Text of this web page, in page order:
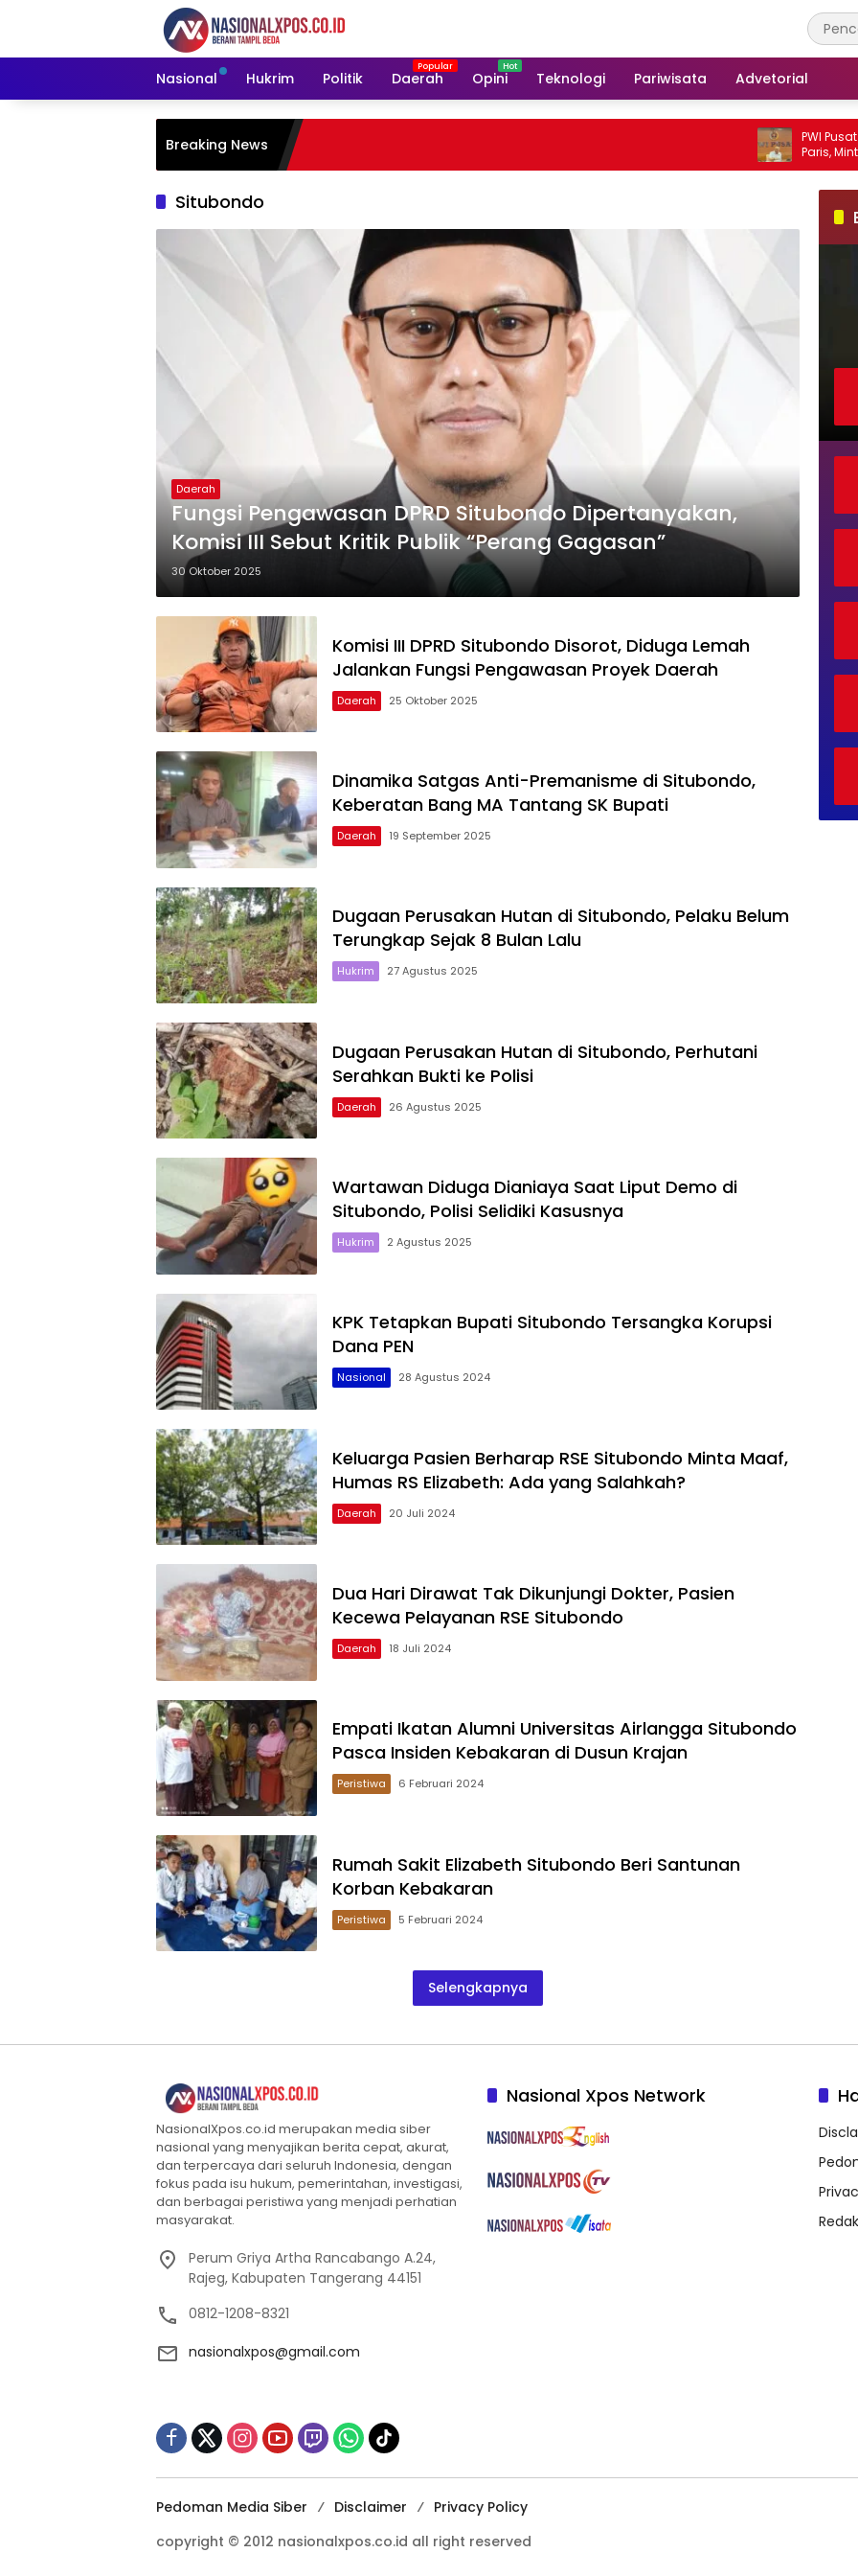
Nasional
Hukrim Politik Daerah Opini Teknologi Pariwisata Advetorial
Breaking News
PWI Pusat
Paris, Minta
Situbondo
Daerah
Fungsi Pengawasan DPRD Situbondo Dipertanyakan,
Komisi III Sebut Kritik Publik “Perang Gagasan”
30 Oktober 2025
Komisi III DPRD Situbondo Disorot, Diduga Lemah
Jalankan Fungsi Pengawasan Proyek Daerah
Daerah 25 Oktober 2025
Dinamika Satgas Anti-Premanisme di Situbondo,
Keberatan Bang MA Tantang SK Bupati
Daerah 19 September 2025
Dugaan Perusakan Hutan di Situbondo, Pelaku Belum
Terungkap Sejak 8 Bulan Lalu
Hukrim 27 Agustus 2025
Dugaan Perusakan Hutan di Situbondo, Perhutani
Serahkan Bukti ke Polisi
Daerah 26 Agustus 2025
Wartawan Diduga Dianiaya Saat Liput Demo di
Situbondo, Polisi Selidiki Kasusnya
Hukrim 2 Agustus 2025
KPK Tetapkan Bupati Situbondo Tersangka Korupsi
Dana PEN
Nasional 28 Agustus 2024
Keluarga Pasien Berharap RSE Situbondo Minta Maaf,
Humas RS Elizabeth: Ada yang Salahkah?
Daerah 20 Juli 2024
Dua Hari Dirawat Tak Dikunjungi Dokter, Pasien
Kecewa Pelayanan RSE Situbondo
Daerah 18 Juli 2024
Empati Ikatan Alumni Universitas Airlangga Situbondo
Pasca Insiden Kebakaran di Dusun Krajan
Peristiwa 6 Februari 2024
Rumah Sakit Elizabeth Situbondo Beri Santunan
Korban Kebakaran
Peristiwa 5 Februari 2024
Selengkapnya
NasionalXpos.co.id merupakan media siber
nasional yang menyajikan berita cepat, akurat,
dan terpercaya dari seluruh Indonesia, dengan
fokus pada isu hukum, pemerintahan, investigasi,
dan berbagai peristiwa yang menjadi perhatian
masyarakat.
Perum Griya Artha Rancabango A.24,
Rajeg, Kabupaten Tangerang 44151
0812-1208-8321
nasionalxpos@gmail.com
Nasional Xpos Network
Pedoman Media Siber Disclaimer
Privacy Policy
copyright © 2012 nasionalxpos.co.id all right reserved